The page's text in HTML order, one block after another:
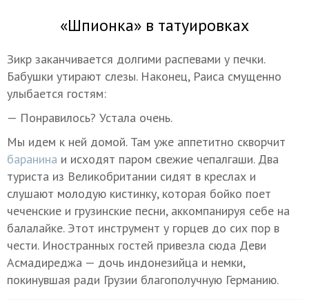
«Шпионка» в татуировках
Зикр заканчивается долгими распевами у печки.
Бабушки утирают слезы. Наконец, Раиса смущенно
улыбается гостям:
— Понравилось? Устала очень.
Мы идем к ней домой. Там уже аппетитно скворчит
баранина и исходят паром свежие чепалгаши. Два
туриста из Великобритании сидят в креслах и
слушают молодую кистинку, которая бойко поет
чеченские и грузинские песни, аккомпанируя себе на
балалайке. Этот инструмент у горцев до сих пор в
чести. Иностранных гостей привезла сюда Деви
Асмадиреджа — дочь индонезийца и немки,
покинувшая ради Грузии благополучную Германию.